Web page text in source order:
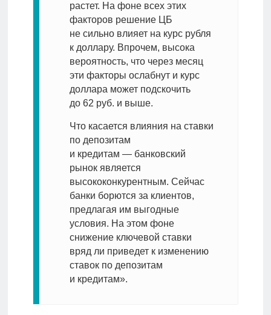
растет. На фоне всех этих
факторов решение ЦБ
не сильно влияет на курс рубля
к доллару. Впрочем, высока
вероятность, что через месяц
эти факторы ослабнут и курс
доллара может подскочить
до 62 руб. и выше.
Что касается влияния на ставки
по депозитам
и кредитам — банковский
рынок является
высококонкурентным. Сейчас
банки борются за клиентов,
предлагая им выгодные
условия. На этом фоне
снижение ключевой ставки
вряд ли приведет к изменению
ставок по депозитам
и кредитам».